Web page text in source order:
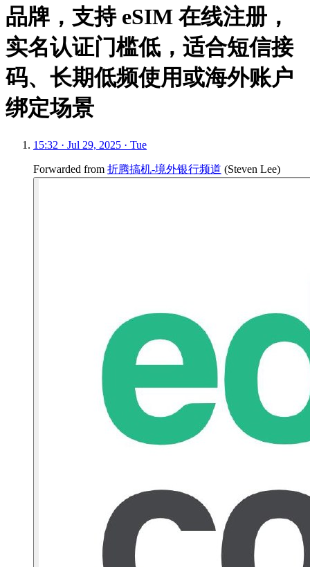
品牌，支持 eSIM 在线注册，
实名认证门槛低，适合短信接
码、长期低频使用或海外账户
绑定场景
15:32 · Jul 29, 2025 · Tue
Forwarded from 折腾搞机-境外银行频道 (Steven Lee)